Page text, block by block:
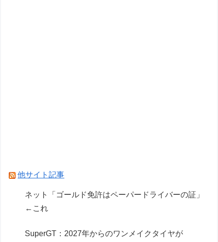
仏F1記者「アロンソが2年契約延長に向けアスト
ンマーチンに年間4000万ユーロ（約72.8億円）
を要求」
他サイト記事
ネット「ゴールド免許はペーパードライバーの証」
←これ
SuperGT：2027年からのワンメイクタイヤが